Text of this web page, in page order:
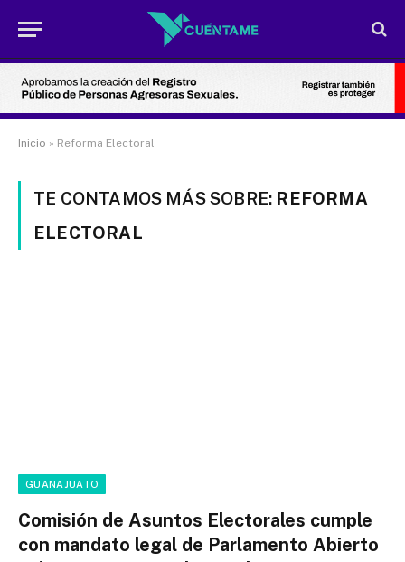
Inicio » Reforma Electoral
TE CONTAMOS MÁS SOBRE: REFORMA
ELECTORAL
GUANAJUATO
Comisión de Asuntos Electorales cumple
con mandato legal de Parlamento Abierto